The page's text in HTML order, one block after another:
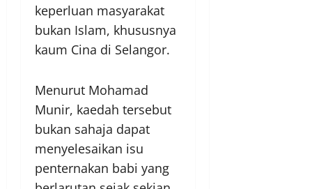
keperluan masyarakat
bukan Islam, khususnya
kaum Cina di Selangor.
Menurut Mohamad
Munir, kaedah tersebut
bukan sahaja dapat
menyelesaikan isu
penternakan babi yang